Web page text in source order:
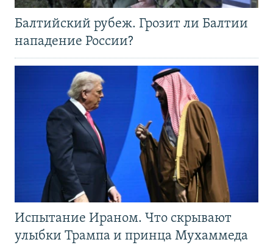
Балтийский рубеж. Грозит ли Балтии
нападение России?
Испытание Ираном. Что скрывают
улыбки Трампа и принца Мухаммеда